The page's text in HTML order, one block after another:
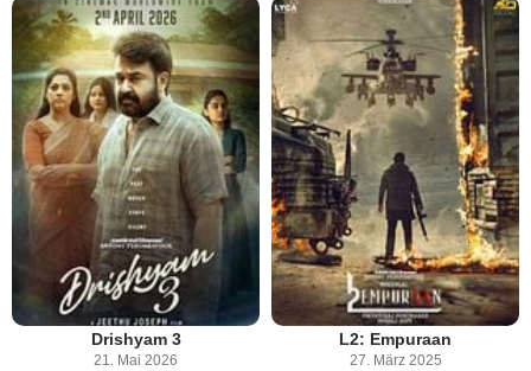
Drishyam 3
21. Mai 2026
L2: Empuraan
27. März 2025